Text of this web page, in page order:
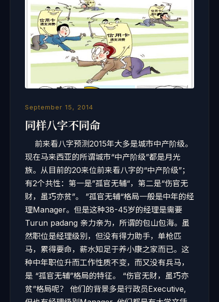
September 15, 2014
同样八字不同命
前来看八字预测2015年大多是城市中产阶级。
现在马来西亚的所谓城市“中产阶级”都是月光
族。从目前的20来位前来看八字的“中产阶级”；
有2个共性：第一是”孤官无辅“，第二是“伤官无
财，虽巧亦贫”。 ”孤官无辅“格局一般是中年的经
理Manager。但是这种38-45岁的经理是需要
Turun padang 亲力亲为，所谓的包山包海。虽
然职位是经理级别，但没有得力助手，单枪匹
马，累得要命，薪水知足于养小康之家而已。这
种中年职位升而工作性质不变，而又没有兵马，
是 “孤官无辅”格局的特征。 “伤官无财，虽巧亦
贫”格局呢？ 他们的背景多是行政员Executive,